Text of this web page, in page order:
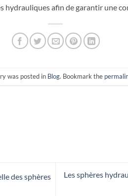
hydrauliques afin de garantir une
was posted in Blog. Bookmark the
des sphères
Les sphères